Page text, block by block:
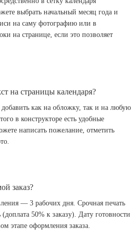
выбрать начальный месяц года и
на саму фотографию или в
на странице, если это позволяет
на страницы календаря?
как на обложку, так и на любую
в конструкторе есть удобные
написать пожелание, отметить
заказ?
— 3 рабочих дня. Срочная печать
50% к заказу). Дату готовности
этапе оформления заказа.